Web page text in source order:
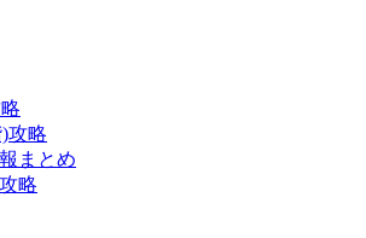
攻略
まとめ
略